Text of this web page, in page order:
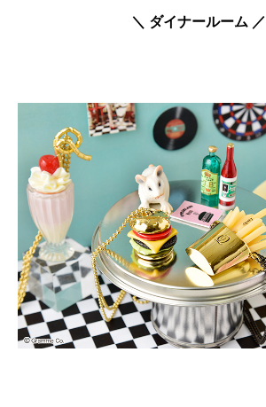
＼ ダイナールーム ／